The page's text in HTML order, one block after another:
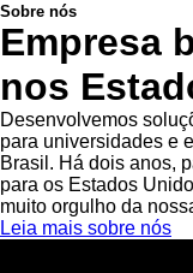
Sobre nós
Empresa
nos
Desenvolvemos
para universidades e
Brasil. Há dois anos,
para os Estados
muito orgulho da
Leia mais sobre nós